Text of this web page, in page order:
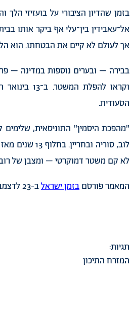
בזמן שהדיון הציבורי על בועזיזי הלך
אל־עאבידין בין־עליאף ביקר אותו
אךלעולם לא קיים את הבטחתו. הוא
בבירה– ובערים נוספות במדינה –
וקראולהפלת המשטר. ב־13 בינואר
הסעודית.
"מהפכת היסמין" התוניסאית, שלימים
לוב,סוריה ובחריין.בחלוף שנים מאז
לא קם משטר דמוקרטי – ומצבן של
המאמרפורסם בזמןישראלב-23
תגיות:
המזרח התיכון